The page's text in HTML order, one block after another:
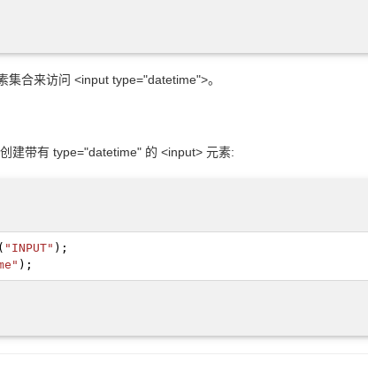
集合来访问 <input type="datetime">。
建带有 type="datetime" 的 <input> 元素:
( "INPUT" );
);